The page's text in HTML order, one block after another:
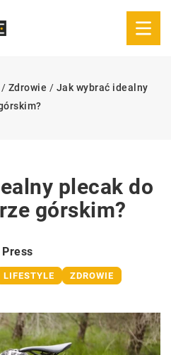
/ Zdrowie / Jak wybrać idealny
plecak do
górskim?
LIFESTYLE ZDROWIE